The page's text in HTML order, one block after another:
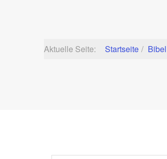
Aktuelle Seite: Startseite Bibel